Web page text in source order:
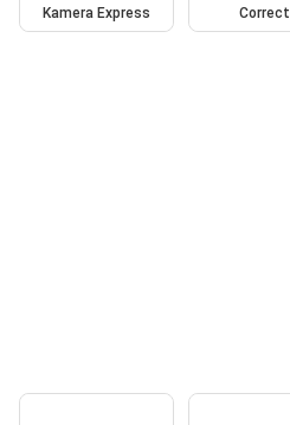
Kamera Express Correct